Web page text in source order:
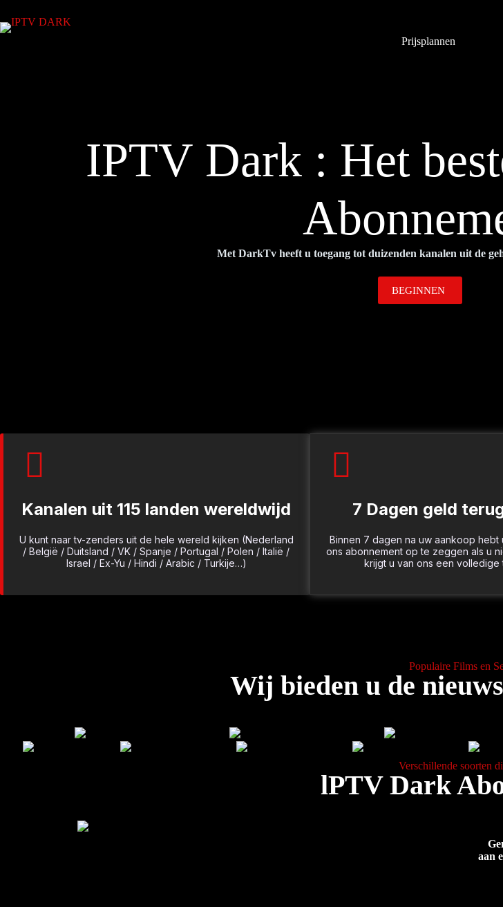
Prijsplannen
IPTV Dark : Het
Met DarkTv heeft u toegang tot duizenden kanalen uit de
BEGINNEN
Kanalen uit 115 landen wereldwijd
U kunt naar tv-zenders uit de hele wereld kijken (Nederland
/ België / Duitsland / VK / Spanje / Portugal / Polen / Italië /
Israel / Ex-Yu / Hindi / Arabic / Turkije…)
7 Dagen geld
Binnen 7 dagen na uw aankoop hebt
ons abonnement op te zeggen als u
krijgt u van ons een volledige
Populaire Films en
Wij bieden u de
Verschillende soorten
lPTV Dark
aan